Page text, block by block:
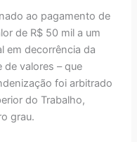
ao pagamento de
de R$ 50 mil a um
em decorrência da
valores – que
foi arbitrado
do Trabalho,
grau.